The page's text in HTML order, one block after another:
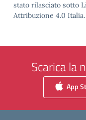
stato rilasciato sotto
Attribuzione 4.0 Italia.
Scarica la
App